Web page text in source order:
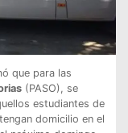
que para las
(PASO), se
estudiantes de
domicilio en el